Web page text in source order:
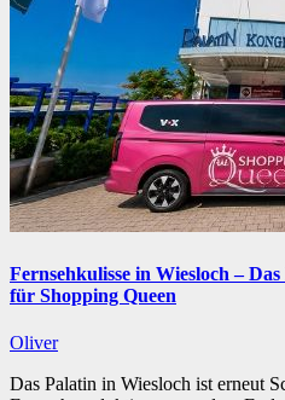
Fernsehkulisse in Wiesloch –
für Shopping Queen
Oliver
Das Palatin in Wiesloch ist erneut